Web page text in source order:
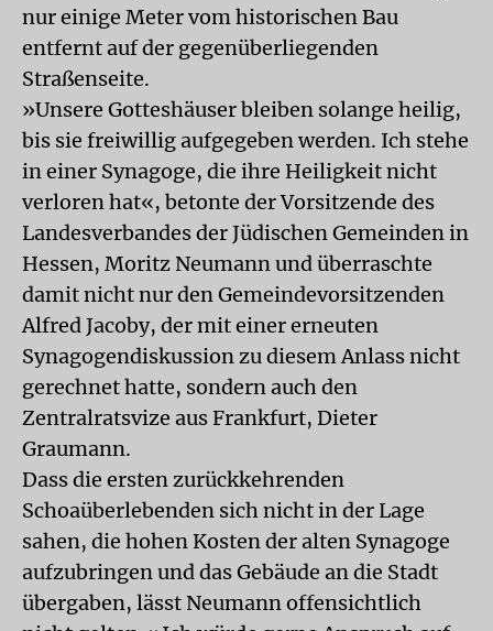
nur einige Meter vom historischen Bau
entfernt auf der gegenüberliegenden
Straßenseite.
»Unsere Gotteshäuser bleiben solange heilig,
bis sie freiwillig aufgegeben werden. Ich stehe
in einer Synagoge, die ihre Heiligkeit nicht
verloren hat«, betonte der Vorsitzende des
Landesverbandes der Jüdischen Gemeinden in
Hessen, Moritz Neumann und überraschte
damit nicht nur den Gemeindevorsitzenden
Alfred Jacoby, der mit einer erneuten
Synagogendiskussion zu diesem Anlass nicht
gerechnet hatte, sondern auch den
Zentralratsvize aus Frankfurt, Dieter
Graumann.
Dass die ersten zurückkehrenden
Schoaüberlebenden sich nicht in der Lage
sahen, die hohen Kosten der alten Synagoge
aufzubringen und das Gebäude an die Stadt
übergaben, lässt Neumann offensichtlich